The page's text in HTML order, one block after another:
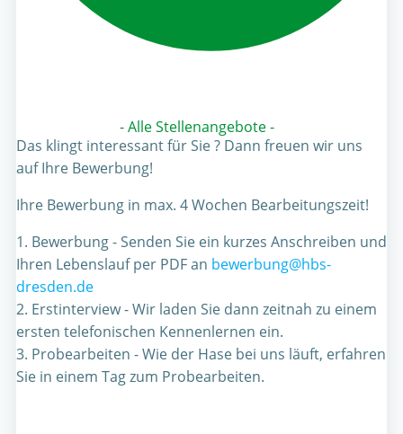
- Alle Stellenangebote -
Das klingt interessant für Sie ? Dann freuen wir uns
auf Ihre Bewerbung!
Ihre Bewerbung in max. 4 Wochen Bearbeitungszeit!
1. Bewerbung - Senden Sie ein kurzes Anschreiben und
Ihren Lebenslauf per PDF an bewerbung@hbs-
dresden.de
2. Erstinterview - Wir laden Sie dann zeitnah zu einem
ersten telefonischen Kennenlernen ein.
3. Probearbeiten - Wie der Hase bei uns läuft, erfahren
Sie in einem Tag zum Probearbeiten.